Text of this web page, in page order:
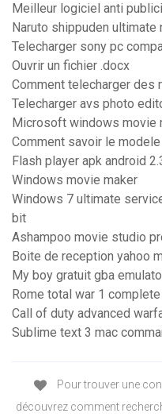
Meilleur logiciel anti
Naruto shippuden ultimate
Telecharger sony pc
Ouvrir un fichier .docx
Comment telecharger des
Telecharger avs photo
Microsoft windows movie
Comment savoir le
Flash player apk android
Windows movie maker
Windows 7 ultimate
bit
Ashampoo movie studio
Boite de reception yahoo
My boy gratuit gba
Rome total war 1
Call of duty advanced
Sublime text 3 mac
Pour trouver une
découvrez comment